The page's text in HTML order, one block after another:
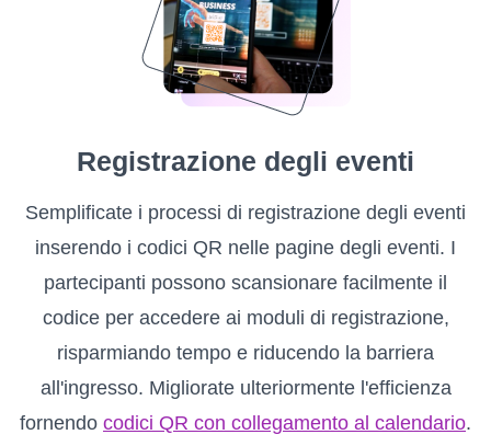
Registrazione degli eventi
Semplificate i processi di registrazione degli eventi
inserendo i codici QR nelle pagine degli eventi. I
partecipanti possono scansionare facilmente il
codice per accedere ai moduli di registrazione,
risparmiando tempo e riducendo la barriera
all'ingresso. Migliorate ulteriormente l'efficienza
fornendo codici QR con collegamento al calendario.